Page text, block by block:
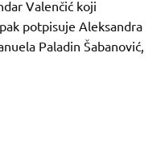
Valenčić koji
potpisuje Aleksandra
Paladin Šabanović,